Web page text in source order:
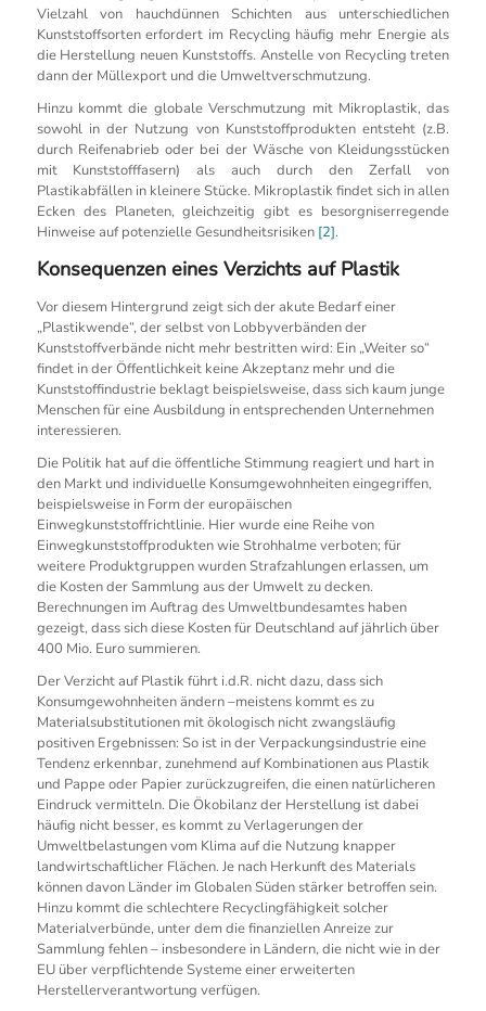
Vielzahl von hauchdünnen Schichten aus unterschiedlichen
Kunststoffsorten erfordert im Recycling häufig mehr Energie als
die Herstellung neuen Kunststoffs. Anstelle von Recycling treten
dann der Müllexport und die Umweltverschmutzung.
Hinzu kommt die globale Verschmutzung mit Mikroplastik, das
sowohl in der Nutzung von Kunststoffprodukten entsteht (z.B.
durch Reifenabrieb oder bei der Wäsche von Kleidungsstücken
mit Kunststofffasern) als auch durch den Zerfall von
Plastikabfällen in kleinere Stücke. Mikroplastik findet sich in allen
Ecken des Planeten, gleichzeitig gibt es besorgniserregende
Hinweise auf potenzielle Gesundheitsrisiken [2].
Konsequenzen eines Verzichts auf Plastik
Vor diesem Hintergrund zeigt sich der akute Bedarf einer
„Plastikwende“, der selbst von Lobbyverbänden der
Kunststoffverbände nicht mehr bestritten wird: Ein „Weiter so“
findet in der Öffentlichkeit keine Akzeptanz mehr und die
Kunststoffindustrie beklagt beispielsweise, dass sich kaum junge
Menschen für eine Ausbildung in entsprechenden Unternehmen
interessieren.
Die Politik hat auf die öffentliche Stimmung reagiert und hart in
den Markt und individuelle Konsumgewohnheiten eingegriffen,
beispielsweise in Form der europäischen
Einwegkunststoffrichtlinie. Hier wurde eine Reihe von
Einwegkunststoffprodukten wie Strohhalme verboten; für
weitere Produktgruppen wurden Strafzahlungen erlassen, um
die Kosten der Sammlung aus der Umwelt zu decken.
Berechnungen im Auftrag des Umweltbundesamtes haben
gezeigt, dass sich diese Kosten für Deutschland auf jährlich über
400 Mio. Euro summieren.
Der Verzicht auf Plastik führt i.d.R. nicht dazu, dass sich
Konsumgewohnheiten ändern –meistens kommt es zu
Materialsubstitutionen mit ökologisch nicht zwangsläufig
positiven Ergebnissen: So ist in der Verpackungsindustrie eine
Tendenz erkennbar, zunehmend auf Kombinationen aus Plastik
und Pappe oder Papier zurückzugreifen, die einen natürlicheren
Eindruck vermitteln. Die Ökobilanz der Herstellung ist dabei
häufig nicht besser, es kommt zu Verlagerungen der
Umweltbelastungen vom Klima auf die Nutzung knapper
landwirtschaftlicher Flächen. Je nach Herkunft des Materials
können davon Länder im Globalen Süden stärker betroffen sein.
Hinzu kommt die schlechtere Recyclingfähigkeit solcher
Materialverbünde, unter dem die finanziellen Anreize zur
Sammlung fehlen – insbesondere in Ländern, die nicht wie in der
EU über verpflichtende Systeme einer erweiterten
Herstellerverantwortung verfügen.